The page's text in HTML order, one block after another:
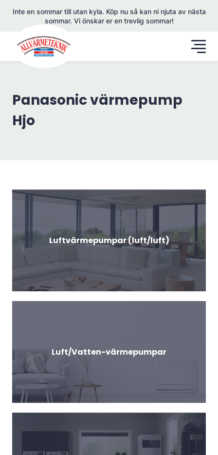
Inte en sommar till utan kyla. Köp nu så kan ni njuta av nästa
sommar. Vi önskar er en trevlig sommar!
Panasonic värmepump
Hjo
Luftvärmepumpar (luft/luft)
Luft/Vatten-värmepumpar